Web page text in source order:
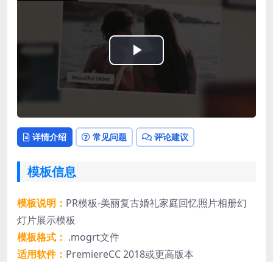
Play
Video
详情介绍 常见问题 评论建议
模板信息
模板说明： PR模板-美丽复古婚礼家庭回忆照片相册幻
灯片展示模板
模板格式： .mogrt文件
适用软件： PremiereCC 2018或更高版本